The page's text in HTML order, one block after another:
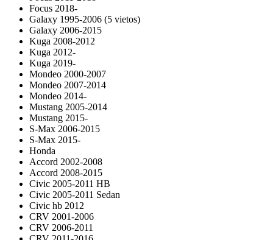
Focus 2018-
Galaxy 1995-2006 (5 vietos)
Galaxy 2006-2015
Kuga 2008-2012
Kuga 2012-
Kuga 2019-
Mondeo 2000-2007
Mondeo 2007-2014
Mondeo 2014-
Mustang 2005-2014
Mustang 2015-
S-Max 2006-2015
S-Max 2015-
Honda
Accord 2002-2008
Accord 2008-2015
Civic 2005-2011 HB
Civic 2005-2011 Sedan
Civic hb 2012
CRV 2001-2006
CRV 2006-2011